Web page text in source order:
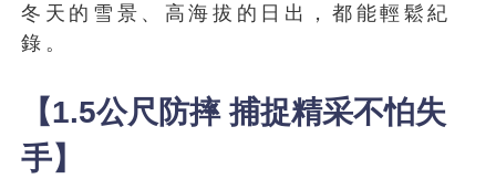
冬天的雪景、高海拔的日出，都能輕鬆紀
錄。
【1.5公尺防摔 捕捉精采不怕失
手】